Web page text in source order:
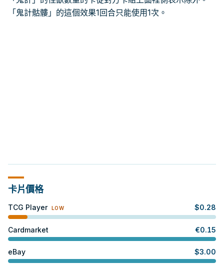
「鬼計骷髏」的這個效果1回合只能使用1次。
卡片價格
TCG Player LOW $0.28
Cardmarket €0.15
eBay $3.00